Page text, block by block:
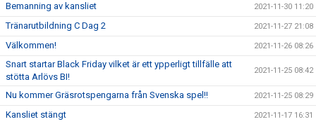
Bemanning av kansliet 2021-11-30 11:20
Tränarutbildning C Dag 2 2021-11-27 21:08
Välkommen! 2021-11-26 08:26
Snart startar Black Friday vilket är ett ypperligt tillfälle att
stötta Arlövs BI!
2021-11-25 08:42
Nu kommer Gräsrotspengarna från Svenska spel!! 2021-11-25 08:29
Kansliet stängt 2021-11-17 16:31